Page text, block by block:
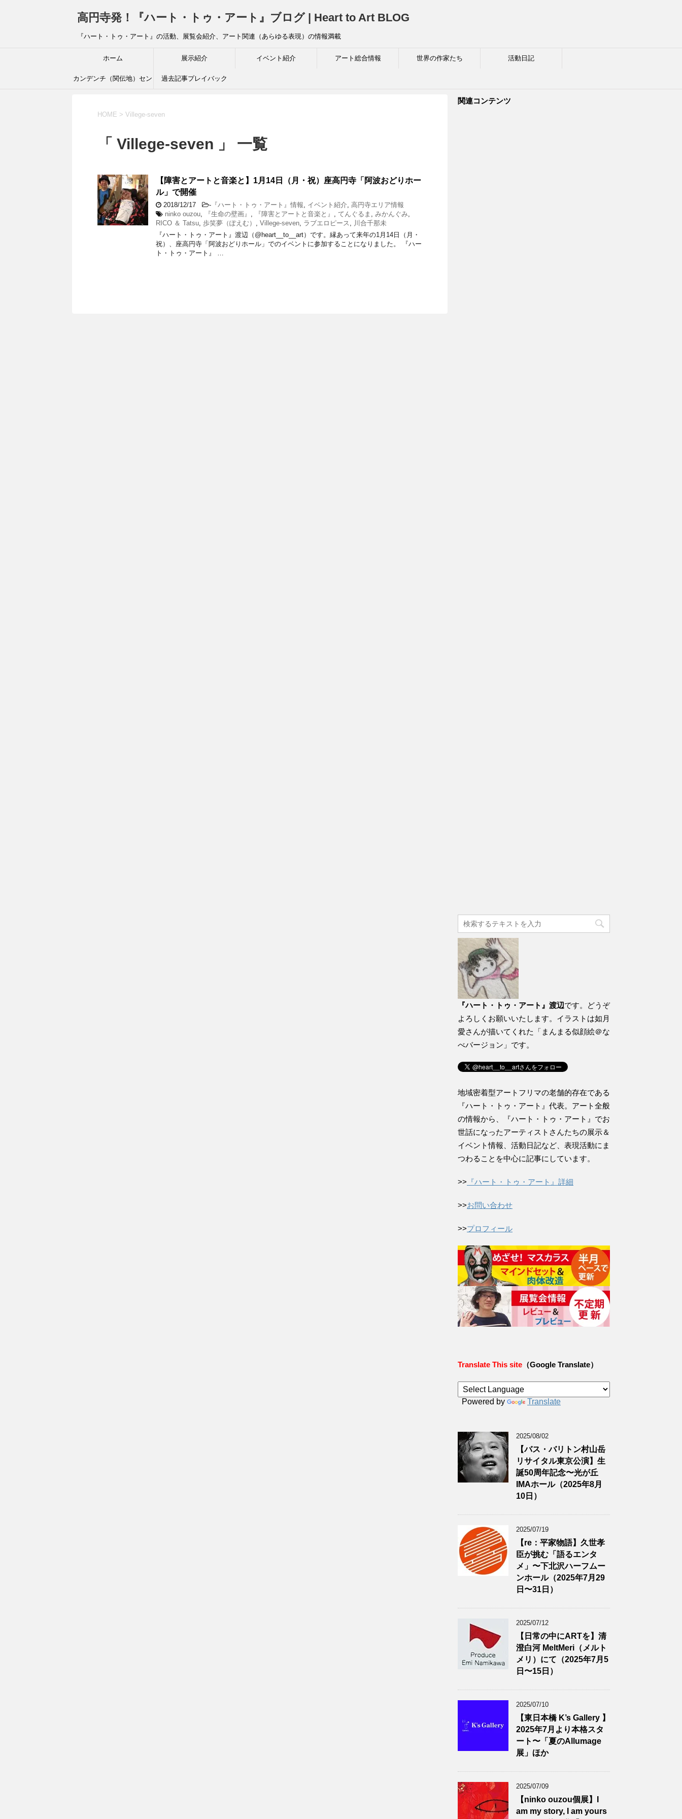
高円寺発！『ハート・トゥ・アート』ブログ | Heart to Art BLOG
『ハート・トゥ・アート』の活動、展覧会紹介、アート関連（あらゆる表現）の情報満載
ホーム 展示紹介 イベント紹介 アート総合情報 世界の作家たち 活動日記
カンデンチ（関伝地）セン 過去記事プレイバック
HOME > Villege-seven
「 Villege-seven 」 一覧
【障害とアートと音楽と】1月14日（月・祝）座高円寺「阿波おどりホー
ル」で開催
2018/12/17 - 『ハート・トゥ・アート』情報, イベント紹介, 高円寺エリア情報
ninko ouzou, 『生命の壁画』 , 『障害とアートと音楽と』 , てんぐるま , みかんぐみ,
RICO ＆ Tatsu, 歩笑夢（ぽえむ） , Villege-seven, ラブエロピース , 川合千那未
『ハート・トゥ・アート』渡辺（@heart__to__art）です。縁あって来年の1月14日（月・
祝）、座高円寺「阿波おどりホール」でのイベントに参加することになりました。 『ハー
ト・トゥ・アート』 …
関連コンテンツ
『ハート・トゥ・アート』渡辺です。どうぞ
よろしくお願いいたします。イラストは如月
愛さんが描いてくれた「まんまる似顔絵＠な
べバージョン」です。
地域密着型アートフリマの老舗的存在である
『ハート・トゥ・アート』代表。アート全般
の情報から、『ハート・トゥ・アート』でお
世話になったアーティストさんたちの展示＆
イベント情報、活動日記など、表現活動にま
つわることを中心に記事にしています。
>> 『ハート・トゥ・アート』詳細
>>お問い合わせ
>>プロフィール
Translate This site （Google Translate）
Powered by Translate
2025/08/02
【バス・バリトン村山岳
リサイタル東京公演】生
誕50周年記念〜光が丘
IMAホール（2025年8月
10日）
2025/07/19
【re：平家物語】久世孝
臣が挑む「語るエンタ
メ」〜下北沢ハーフムー
ンホール（2025年7月29
日〜31日）
2025/07/12
【日常の中にARTを】清
澄白河 MeltMeri（メルト
メリ）にて（2025年7月5
日〜15日）
2025/07/10
【東日本橋 K’s Gallery 】
2025年7月より本格スタ
ート〜「夏のAllumage
展」ほか
2025/07/09
【ninko ouzou個展】I
am my story, I am yours